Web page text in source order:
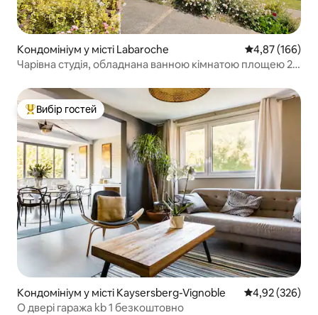
Кондомініум у місті Labaroche Середня
4,87 (166)
Чарівна студія, обладнана ванною кімнатою площею 29
Топ вибір гостей
Вибір гостей
Кондомініум у місті Kaysersberg-Vignoble Середня
4,92 (326)
О двері гаража kb 1 безкоштовно